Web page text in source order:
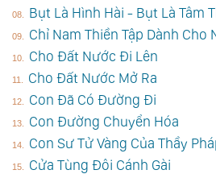
Bụt Là Hình Hài - Bụt Là Tâm
Chỉ Nam Thiền Tập Dành Cho
Cho Đất Nước Đi Lên
Cho Đất Nước Mở Ra
Con Đã Có Đường Đi
Con Đường Chuyển Hóa
Con Sư Tử Vàng Của Thầy
Cửa Tùng Đôi Cánh Gài